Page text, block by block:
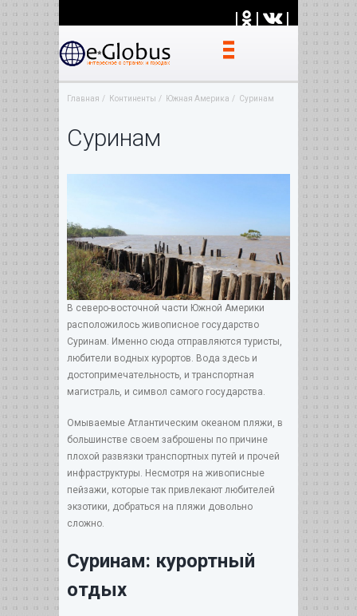
| | |
Главная Континенты Южная Америка Суринам
Суринам
В северо-восточной части Южной Америки
расположилось живописное государство
Суринам. Именно сюда отправляются туристы,
любители водных курортов. Вода здесь и
достопримечательность, и транспортная
магистраль, и символ самого государства.
Омываемые Атлантическим океаном пляжи, в
большинстве своем заброшены по причине
плохой развязки транспортных путей и прочей
инфраструктуры. Несмотря на живописные
пейзажи, которые так привлекают любителей
экзотики, добраться на пляжи довольно
сложно.
Суринам: курортный
отдых